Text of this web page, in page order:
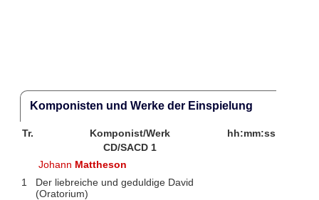
Komponisten und Werke der Einspielung
Tr. Komponist/Werk
hh:mm:ss
CD/SACD 1
Johann Mattheson
1
Der liebreiche und geduldige David
(Oratorium)